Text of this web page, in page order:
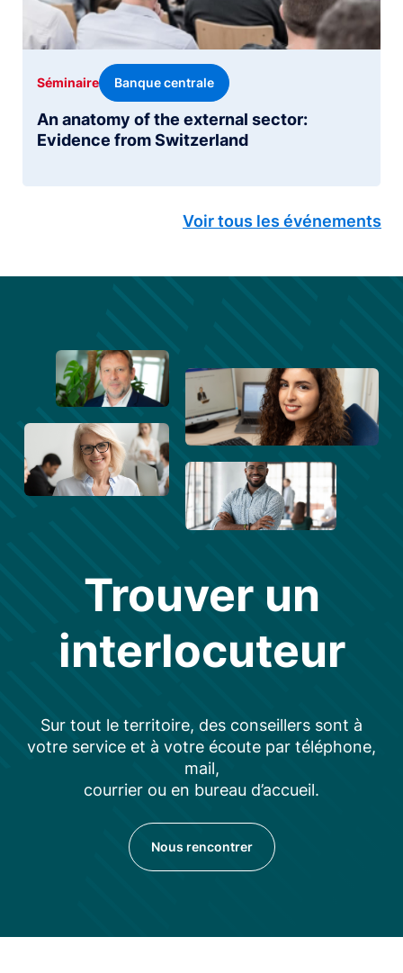
An anatomy of the external sector:
Evidence from Switzerland
Séminaire Banque centrale
Voir tous les événements
Trouver un
interlocuteur
Sur tout le territoire, des conseillers sont à
votre service et à votre écoute par téléphone,
mail,
courrier ou en bureau d’accueil.
Nous rencontrer